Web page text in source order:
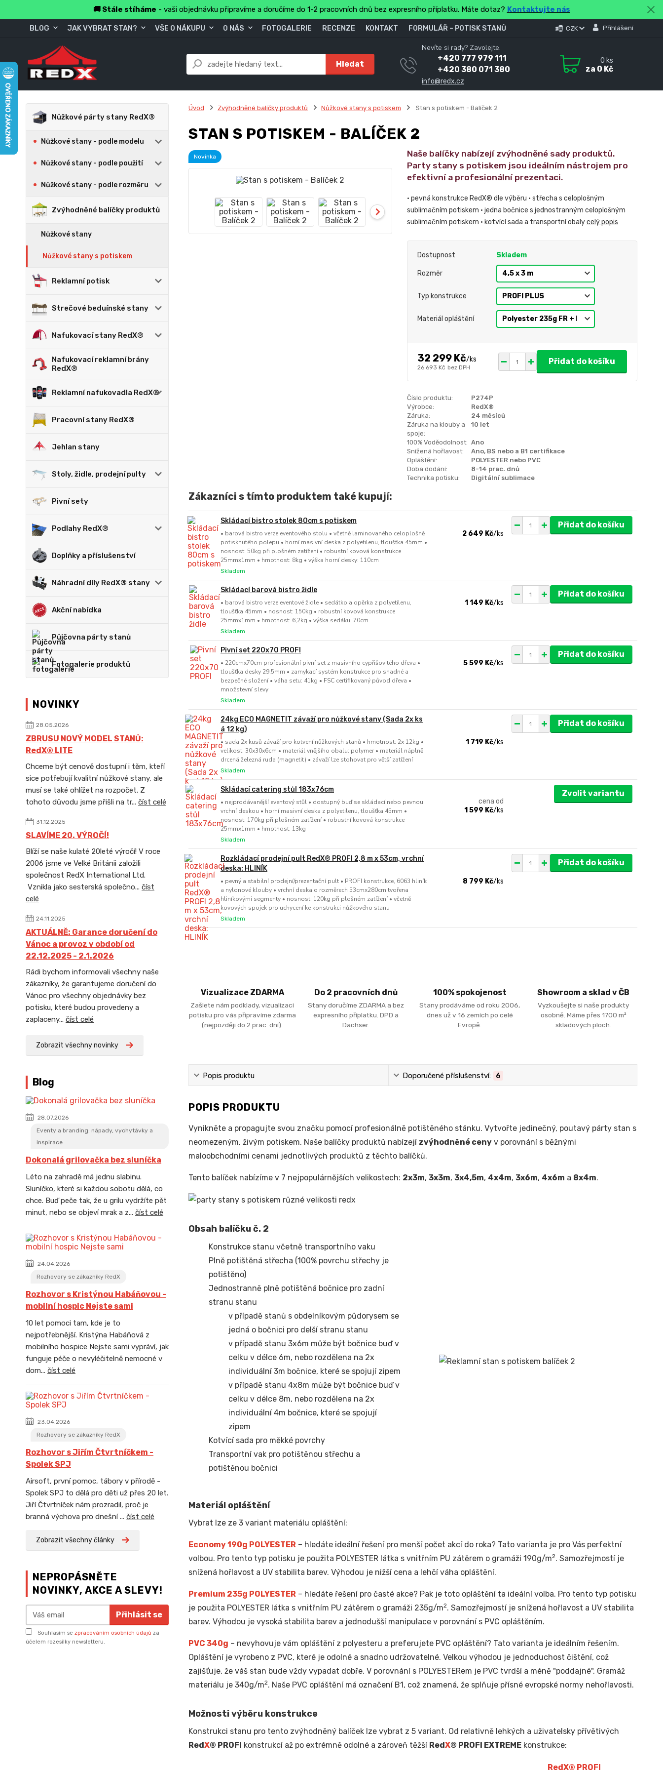
🚚 Stále stíháme - vaši objednávku připravíme a doručíme do 1-2 pracovních dnů bez expresního příplatku. Máte dotaz? Kontaktujte nás
BLOG JAK VYBRAT STAN? VŠE O NÁKUPU O NÁS FOTOGALERIE RECENZE KONTAKT FORMULÁŘ – POTISK STANŮ CZK Přihlášení
Hledat
Nevíte si rady? Zavolejte.
+420 777 979 111
+420 380 071 380
info@redx.cz
0 ks
za 0 Kč
Nůžkové párty stany RedX®
Nůžkové stany - podle modelu
Nůžkové stany - podle použití
Nůžkové stany - podle rozměru
Zvýhodněné balíčky produktů
Nůžkové stany
Nůžkové stany s potiskem
Reklamní potisk
Strečové beduínské stany
Nafukovací stany RedX®
Nafukovací reklamní brány
RedX®
Reklamní nafukovadla RedX®
Pracovní stany RedX®
Jehlan stany
Stoly, židle, prodejní pulty
Pivní sety
Podlahy RedX®
Doplňky a příslušenství
Náhradní díly RedX® stany
Akční nabídka
Půjčovna párty stanů
Fotogalerie produktů
NOVINKY
28.05.2026
ZBRUSU NOVÝ MODEL STANŮ:
RedX® LITE
Chceme být cenově dostupní i těm, kteří
sice potřebují kvalitní nůžkové stany, ale
musí se také ohlížet na rozpočet. Z
tohoto důvodu jsme přišli na tr... číst celé
31.12.2025
SLAVÍME 20. VÝROČÍ!
Blíží se naše kulaté 20leté výročí! V roce
2006 jsme ve Velké Británii založili
společnost RedX International Ltd.
Vznikla jako sesterská společno... číst
celé
24.11.2025
AKTUÁLNĚ: Garance doručení do
Vánoc a provoz v období od
22.12.2025 - 2.1.2026
Rádi bychom informovali všechny naše
zákazníky, že garantujeme doručení do
Vánoc pro všechny objednávky bez
potisku, které budou provedeny a
zaplaceny... číst celé
Zobrazit všechny novinky
Blog
28.07.2026
Eventy a branding: nápady, vychytávky a
inspirace
Dokonalá grilovačka bez sluníčka
Léto na zahradě má jednu slabinu.
Sluníčko, které si každou sobotu dělá, co
chce. Buď peče tak, že u grilu vydržíte pět
minut, nebo se objeví mrak a z... číst celé
24.04.2026
Rozhovory se zákazníky RedX
Rozhovor s Kristýnou Habáňovou -
mobilní hospic Nejste sami
10 let pomoci tam, kde je to
nejpotřebnější. Kristýna Habáňová z
mobilního hospice Nejste sami vypráví, jak
funguje péče o nevyléčitelně nemocné v
dom... číst celé
23.04.2026
Rozhovory se zákazníky RedX
Rozhovor s Jiřím Čtvrtníčkem -
Spolek SPJ
Airsoft, první pomoc, tábory v přírodě -
Spolek SPJ to dělá pro děti už přes 20 let.
Jiří Čtvrtníček nám prozradil, proč je
branná výchova pro dnešní ... číst celé
Zobrazit všechny články
NEPROPÁSNĚTE
NOVINKY, AKCE A SLEVY!
Přihlásit se
Souhlasím se zpracováním osobních údajů za
účelem rozesílky newsletteru.
Úvod Zvýhodněné balíčky produktů Nůžkové stany s potiskem Stan s potiskem - Balíček 2
STAN S POTISKEM - BALÍČEK 2
Novinka
Naše balíčky nabízejí zvýhodněné sady produktů.
Party stany s potiskem jsou ideálním nástrojem pro
efektivní a profesionální prezentaci.
• pevná konstrukce RedX® dle výběru • střecha s celoplošným
sublimačním potiskem • jedna bočnice s jednostranným celoplošným
sublimačním potiskem • kotvící sada a transportní obalycelý popis
Dostupnost Skladem
Rozměr
Typ konstrukce
Materiál opláštění
32 299 Kč/ks
26 693 Kč bez DPH
Přidat do košíku
Číslo produktu:
P274P
Výrobce:
RedX®
Záruka:
24 měsíců
Záruka na klouby a
spoje:
10 let
100% Voděodolnost: Ano
Snížená hořlavost:
Ano, BS nebo a B1 certifikace
Opláštění:
POLYESTER nebo PVC
Doba dodání:
8-14 prac. dnů
Technika potisku:
Digitální sublimace
Zákazníci s tímto produktem také kupují:
Skládací bistro stolek 80cm s potiskem
• barová bistro verze eventového stolu • včetně laminovaného celoplošně
potisknutého polepu • horní masivní deska z polyetilenu, tloušťka 45mm •
nosnost: 50kg při plošném zatížení • robustní kovová konstrukce
25mmx1mm • hmotnost: 8kg • výška horní desky: 110cm
2 649 Kč/ks
Skladem
Přidat do košíku
Skládací barová bistro židle
• barová bistro verze eventové židle • sedátko a opěrka z polyetilenu,
tloušťka 45mm • nosnost: 150kg • robustní kovová konstrukce
25mmx1mm • hmotnost: 6,2kg • výška sedáku: 70cm
1 149 Kč/ks
Skladem
Přidat do košíku
Pivní set 220x70 PROFI
• 220cmx70cm profesionální pivní set z masivního cypřišovitého dřeva •
tloušťka desky 29,5mm • zamykací systém konstrukce pro snadné a
bezpečné složení • váha setu: 41kg • FSC certifikovaný původ dřeva •
množstevní slevy
5 599 Kč/ks
Skladem
Přidat do košíku
24kg ECO MAGNETIT závaží pro nůžkové stany (Sada 2x ks
á 12 kg)
• sada 2x kusů závaží pro kotvení nůžkových stanů • hmotnost: 2x 12kg •
velikost: 30x30x6cm • materiál vnějšího obalu: polymer • materiál náplně:
drcená železná ruda (magnetit) • závaží lze stohovat pro větší zatížení
1 719 Kč/ks
Skladem
Přidat do košíku
Skládací catering stůl 183x76cm
• nejprodávanější eventový stůl • dostupný buď se skládací nebo pevnou
vrchní deskou • horní masivní deska z polyetilenu, tloušťka 45mm •
nosnost: 170kg při plošném zatížení • robustní kovová konstrukce
25mmx1mm • hmotnost: 13kg
cena od
1 599 Kč/ks
Skladem
Zvolit variantu
Rozkládací prodejní pult RedX® PROFI 2,8 m x 53cm, vrchní
deska: HLINÍK
• pevný a stabilní prodejní/prezentační pult • PROFI konstrukce, 6063 hliník
a nylonové klouby • vrchní deska o rozměrech 53cmx280cm tvořena
hliníkovými segmenty • nosnost: 120kg při plošném zatížení • včetně
kovových spojek pro uchycení ke konstrukci nůžkového stanu
8 799 Kč/ks
Skladem
Přidat do košíku
Vizualizace ZDARMA
Zašlete nám podklady, vizualizaci
potisku pro vás připravíme zdarma
(nejpozději do 2 prac. dní).
Do 2 pracovních dnů
Stany doručíme ZDARMA a bez
expresního příplatku. DPD a
Dachser.
100% spokojenost
Stany prodáváme od roku 2006,
dnes už v 16 zemích po celé
Evropě.
Showroom a sklad v ČB
Vyzkoušejte si naše produkty
osobně. Máme přes 1700 m²
skladových ploch.
Popis produktu Doporučené příslušenství: 6
POPIS PRODUKTU
Vynikněte a propagujte svou značku pomocí profesionálně potištěného stánku. Vytvořte jedinečný, poutavý párty stan s
neomezeným, živým potiskem. Naše balíčky produktů nabízejí zvýhodněné cenyv porovnání s běžnými
maloobchodními cenami jednotlivých produktů z těchto balíčků.
Tento balíček nabízíme v 7 nejpopulárnějších velikostech: 2x3m, 3x3m, 3x4,5m, 4x4m, 3x6m, 4x6m a 8x4m.
Obsah balíčku č. 2
Konstrukce stanu včetně transportního vaku
Plně potištěná střecha (100% povrchu střechy je
potištěno)
Jednostranně plně potištěná bočnice pro zadní
stranu stanu
v případě stanů s obdelníkovým půdorysem se
jedná o bočnici pro delší stranu stanu
v případě stanu 3x6m může být bočnice buď v
celku v délce 6m, nebo rozdělena na 2x
individuální 3m bočnice, které se spojují zipem
v případě stanu 4x8m může být bočnice buď v
celku v délce 8m, nebo rozdělena na 2x
individuální 4m bočnice, které se spojují
zipem
Kotvící sada pro měkké povrchy
Transportní vak pro potištěnou střechu a
potištěnou bočnici
Materiál opláštění
Vybrat lze ze 3 variant materiálu opláštění:
Economy 190g POLYESTER– hledáte ideální řešení pro menší počet akcí do roka? Tato varianta je pro Vás perfektní
volbou. Pro tento typ potisku je použita POLYESTER látka s vnitřním PU zátěrem o gramáži 190g/m2. Samozřejmostí je
snížená hořlavost a UV stabilita barev. Výhodou je nižší cena a lehčí váha opláštění.
Premium 235g POLYESTER– hledáte řešení pro časté akce? Pak je toto opláštění ta ideální volba. Pro tento typ potisku
je použita POLYESTER látka s vnitřním PU zátěrem o gramáži 235g/m2. Samozřejmostí je snížená hořlavost a UV stabilita
barev. Výhodou je vysoká stabilita barev a jednodušší manipulace v porovnání s PVC opláštěním.
PVC 340g – nevyhovuje vám opláštění z polyesteru a preferujete PVC opláštění? Tato varianta je ideálním řešením.
Opláštění je vyrobeno z PVC, které je odolné a snadno udržovatelné. Velkou výhodou je jednoduchost čištění, což
zajišťuje, že váš stan bude vždy vypadat dobře. V porovnání s POLYESTERem je PVC tvrdší a méně "poddajné". Gramáž
materiálu je 340g/m2. Naše PVC opláštění má označení B1, což znamená, že splňuje přísné evropské normy nehořlavosti.
Možnosti výběru konstrukce
Konstrukci stanu pro tento zvýhodněný balíček lze vybrat z 5 variant. Od relativně lehkých a uživatelsky přívětivých
RedX® PROFI konstrukcí až po extrémně odolné a zároveň těžší RedX® PROFI EXTREMEkonstrukce:
RedX® PROFI